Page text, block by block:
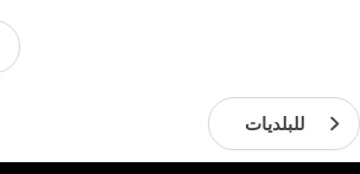
للبلديات